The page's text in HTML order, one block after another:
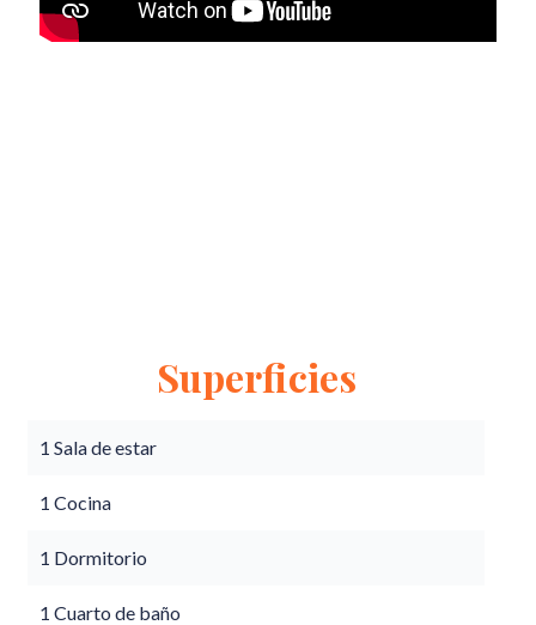
Superficies
1 Sala de estar
1 Cocina
1 Dormitorio
1 Cuarto de baño